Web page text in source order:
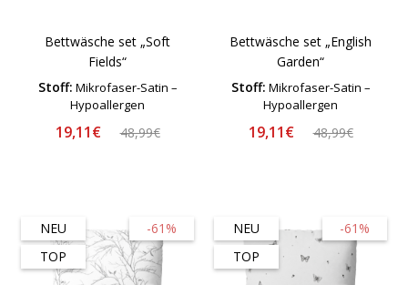
Bettwäsche set „Soft
Fields“
Stoff: Mikrofaser-Satin –
Hypoallergen
19,11€ 48,99€
Bettwäsche set „English
Garden“
Stoff: Mikrofaser-Satin –
Hypoallergen
19,11€ 48,99€
-61%
NEU
TOP
-61%
NEU
TOP